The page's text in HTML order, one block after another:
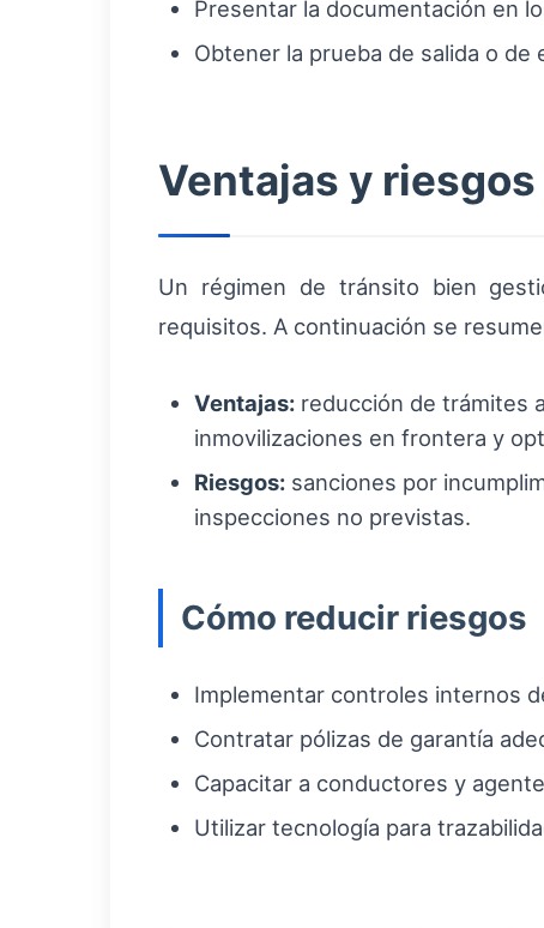
Presentar la documentación en
Obtener la prueba de salida o
Ventajas y
Un régimen de tránsito bien
requisitos. A continuación se
Ventajas: reducción de trámites
inmovilizaciones en frontera y
Riesgos: sanciones por
inspecciones no previstas.
Cómo reducir riesgos
Implementar controles internos
Contratar pólizas de garantía
Capacitar a conductores y
Utilizar tecnología para